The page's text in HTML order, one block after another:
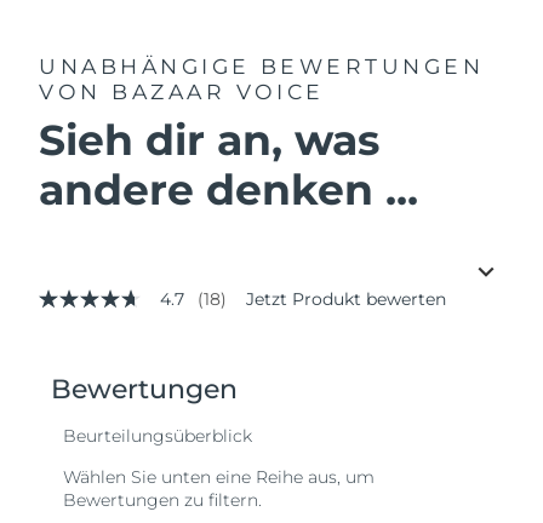
UNABHÄNGIGE BEWERTUNGEN
VON BAZAAR VOICE
Sieh dir an, was
andere denken ...
4.7
Durchschnittswert
der
Bewertung.
Read
Reviews.
Link
4.7 (18) Jetzt Produkt bewerten